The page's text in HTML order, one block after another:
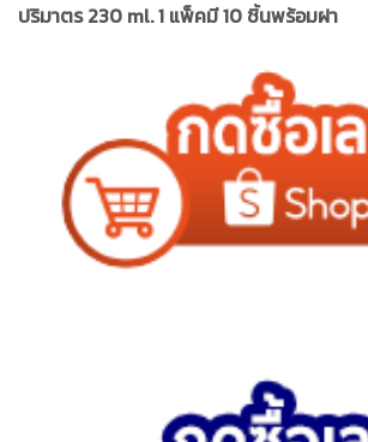
ปริมาตร 230 ml. 1 แพ็คมี 10 ชิ้นพร้อมฝา